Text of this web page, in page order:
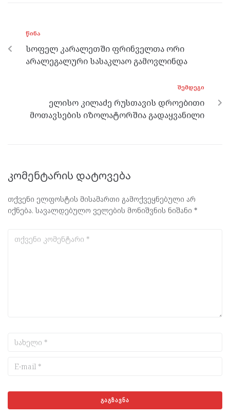
o
o
k
er m p
p
ᲬᲘᲜᲐ
სოფელ კარალეთში ფრინველთა ორი
არალეგალური სასაკლაო გამოვლინდა
ᲨᲔᲛᲓᲔᲒᲘ
ელისო კილაძე რუსთავის დროებითი
მოთავსების იზოლატორშია გადაყვანილი
კომენტარის დატოვება
თქვენი ელფოსტის მისამართი გამოქვეყნებული არ
იქნება. სავალდებულო ველების მონიშვნის ნიშანი *